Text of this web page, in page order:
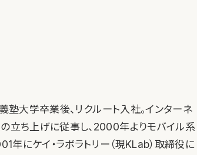
塾大学卒業後、リクルート入社。インターネ
立ち上げに従事し、2000年よりモバイル系
年にケイ・ラボラトリー（現KLab）取締役に